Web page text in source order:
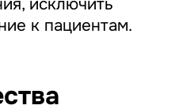
к пациентам.